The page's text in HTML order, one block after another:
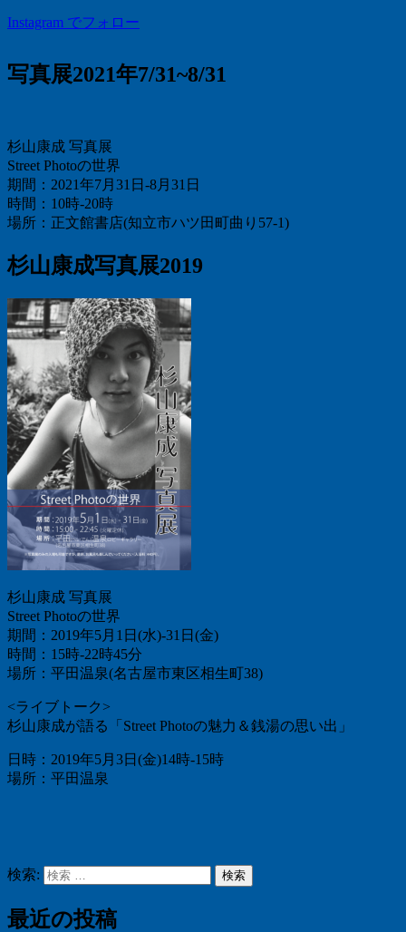
Instagram でフォロー
写真展2021年7/31~8/31
杉山康成 写真展
Street Photoの世界
期間：2021年7月31日-8月31日
時間：10時-20時
場所：正文館書店(知立市ハツ田町曲り57-1)
杉山康成写真展2019
杉山康成 写真展
Street Photoの世界
期間：2019年5月1日(水)-31日(金)
時間：15時-22時45分
場所：平田温泉(名古屋市東区相生町38)
<ライブトーク>
杉山康成が語る「Street Photoの魅力＆銭湯の思い出」
日時：2019年5月3日(金)14時-15時
場所：平田温泉
検索: 検索
最近の投稿